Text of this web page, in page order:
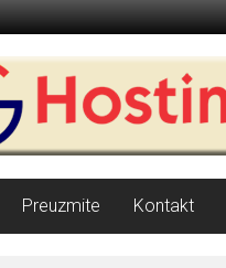
Preuzmite Kontakt